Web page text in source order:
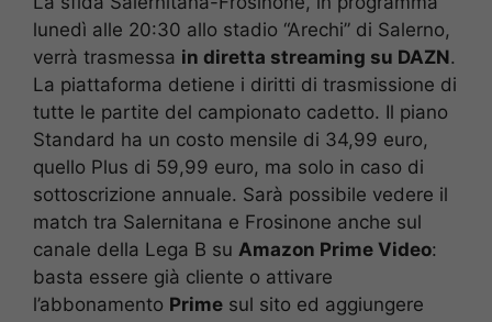
lunedì alle 20:30 allo stadio “Arechi” di Salerno,
verrà trasmessa in diretta streaming su DAZN.
La piattaforma detiene i diritti di trasmissione di
tutte le partite del campionato cadetto. Il piano
Standard ha un costo mensile di 34,99 euro,
quello Plus di 59,99 euro, ma solo in caso di
sottoscrizione annuale. Sarà possibile vedere il
match tra Salernitana e Frosinone anche sul
canale della Lega B su Amazon Prime Video:
basta essere già cliente o attivare
l’abbonamento Prime sul sito ed aggiungere